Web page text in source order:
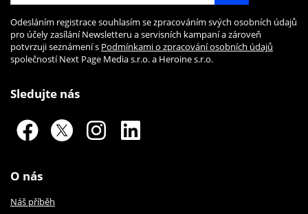
Odesláním registrace souhlasím se zpracováním svých osobních údajů
pro účely zasílání Newsletteru a servisních kampaní a zároveň
potvrzuji seznámení s Podmínkami o zpracování osobních údajů
společností Next Page Media s.r.o. a Heroine s.r.o.
Sledujte nás
O nás
Náš příběh